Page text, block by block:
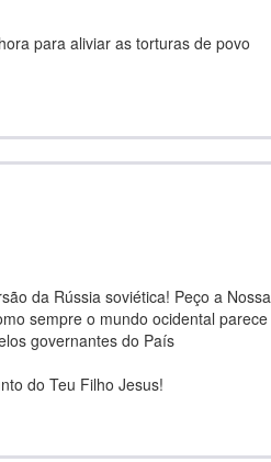
para aliviar as torturas de povo
da Rússia soviética! Peço a Nossa
sempre o mundo ocidental parece
governantes do País
do Teu Filho Jesus!